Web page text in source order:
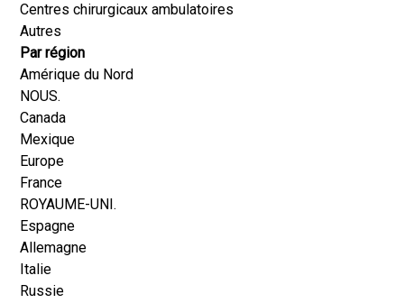
Centres chirurgicaux ambulatoires
Autres
Par région
Amérique du Nord
NOUS.
Canada
Mexique
Europe
France
ROYAUME-UNI.
Espagne
Allemagne
Italie
Russie